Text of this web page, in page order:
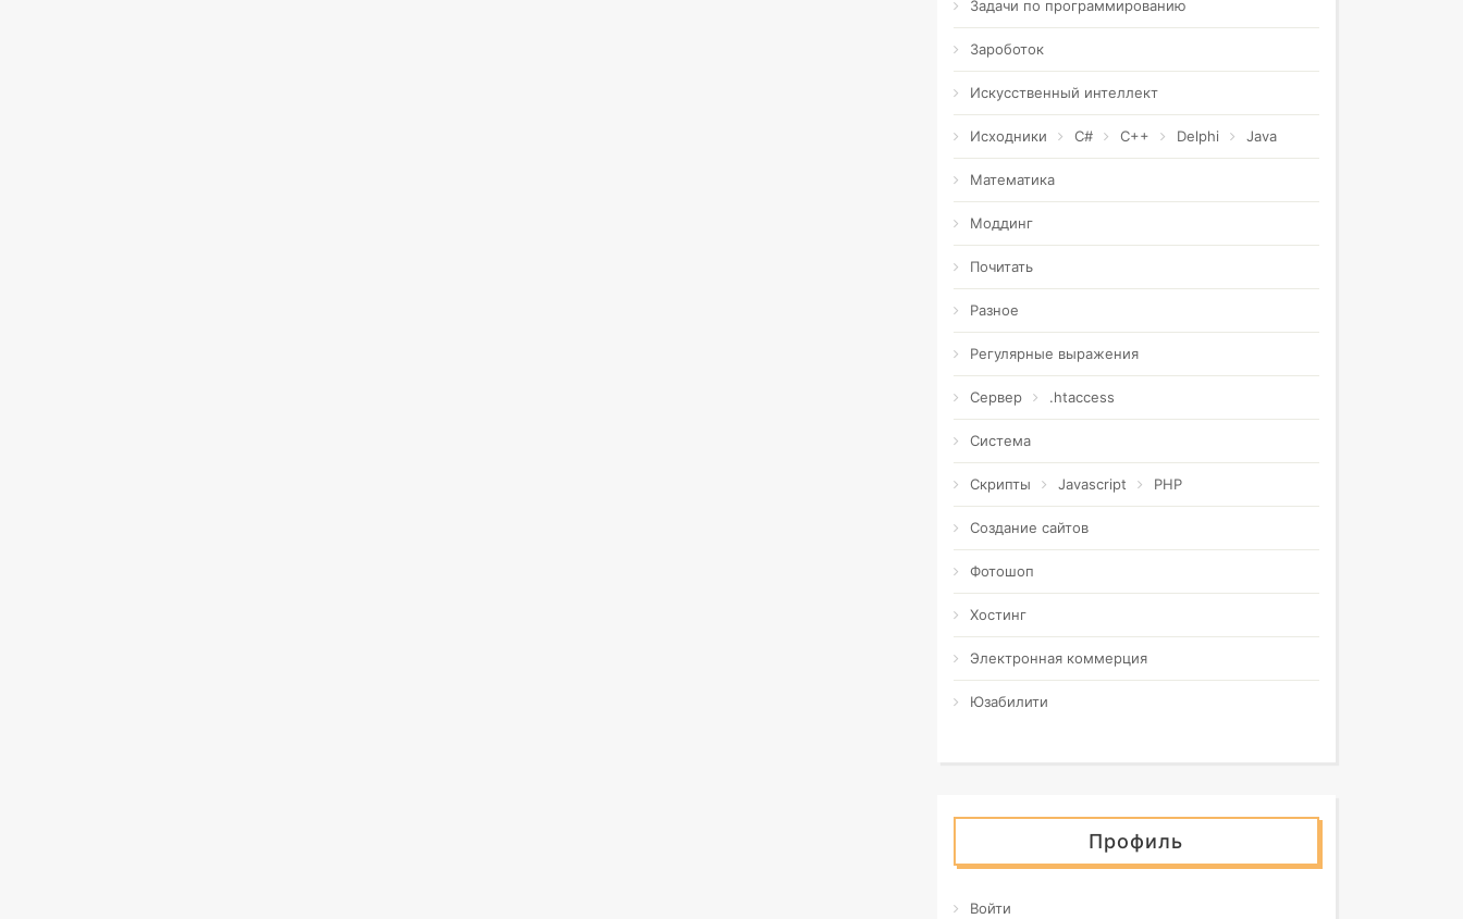
Задачи по программированию
Зароботок
Искусственный интеллект
Исходники C# C++ Delphi Java
Математика
Моддинг
Почитать
Разное
Регулярные выражения
Сервер .htaccess
Система
Скрипты Javascript PHP
Создание сайтов
Фотошоп
Хостинг
Электронная коммерция
Юзабилити
Профиль
Войти